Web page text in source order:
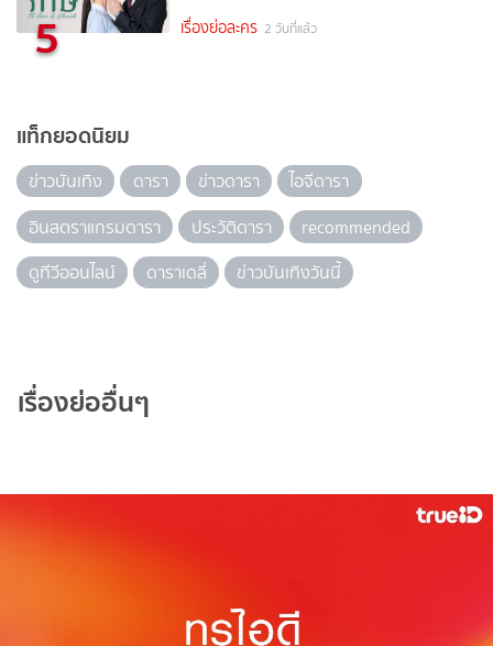
5 เรื่องย่อละคร 2 วันที่แล้ว
แท็กยอดนิยม
ข่าวบันเทิง ดารา ข่าวดารา
ไอจีดารา
อินสตราแกรมดารา
ประวัติดารา
recommended
ดูทีวีออนไลน์
ดาราเดลี่ ข่าวบันเทิงวันนี้
เรื่องย่ออื่นๆ